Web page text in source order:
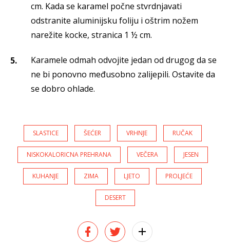
cm. Kada se karamel počne stvrdnjavati
odstranite aluminijsku foliju i oštrim nožem
narežite kocke, stranica 1 ½ cm.
Karamele odmah odvojite jedan od drugog da se
ne bi ponovno međusobno zalijepili. Ostavite da
se dobro ohlade.
SLASTICE ŠEĆER VRHNJE RUČAK
NISKOKALORICNA PREHRANA VEČERA JESEN
KUHANJE ZIMA LJETO PROLJEĆE
DESERT